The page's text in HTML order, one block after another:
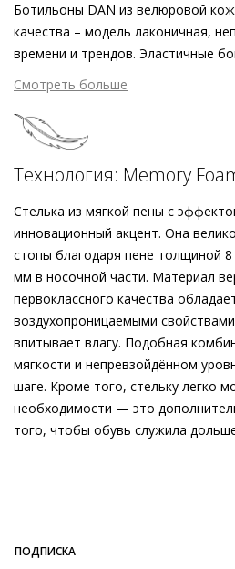
Затем по 4 347 ₽ раз в 2 недели
Подробнее о сервисе можно
Ботильоны DAN из велюровой
качества – модель лаконичная,
времени и трендов. Эластичные
выступают в качестве
также заботится о безупречной
каблук подчёркивает
то время как крайне лёгкая
подкладкой о комфорте в течение
заботится стелька из пены с
Возможность принимать форму
секрет непревзойдённого
многогранные, универсальные –
в сером оттенке Högl также
экологически безопасное
Смотреть больше
Технология: Memory
Стелька из мягкой пены с
инновационный акцент. Она
стопы благодаря пене толщиной
мм в носочной части. Материал
первоклассного качества
воздухопроницаемыми
впитывает влагу. Подобная
мягкости и непревзойдённом
шаге. Кроме того, стельку легко
необходимости — это
того, чтобы обувь служила
Температурный режим
ПОДПИСКА